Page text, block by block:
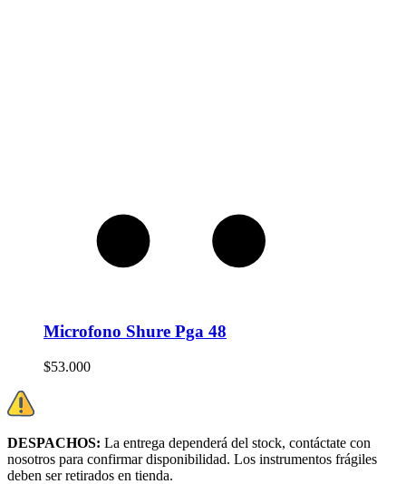
Microfono Shure Pga 48
$53.000
DESPACHOS: La entrega dependerá del stock, contáctate con
nosotros para confirmar disponibilidad. Los instrumentos frágiles
deben ser retirados en tienda.